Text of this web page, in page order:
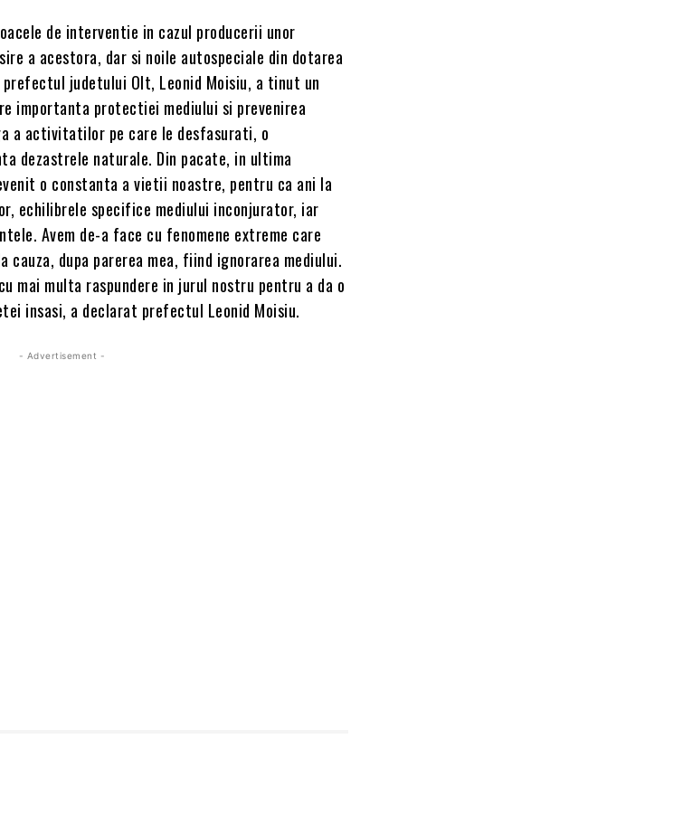
de interventie in cazul producerii unor
a acestora, dar si noile autospeciale din dotarea
judetului Olt, Leonid Moisiu, a tinut un
importanta protectiei mediului si prevenirea
a activitatilor pe care le desfasurati, o
dezastrele naturale. Din pacate, in ultima
o constanta a vietii noastre, pentru ca ani la
echilibrele specifice mediului inconjurator, iar
Avem de-a face cu fenomene extreme care
cauza, dupa parerea mea, fiind ignorarea mediului.
mai multa raspundere in jurul nostru pentru a da o
insasi, a declarat prefectul Leonid Moisiu.
- Advertisement -